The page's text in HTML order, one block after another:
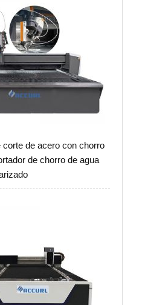
corte de acero con chorro
de chorro de agua